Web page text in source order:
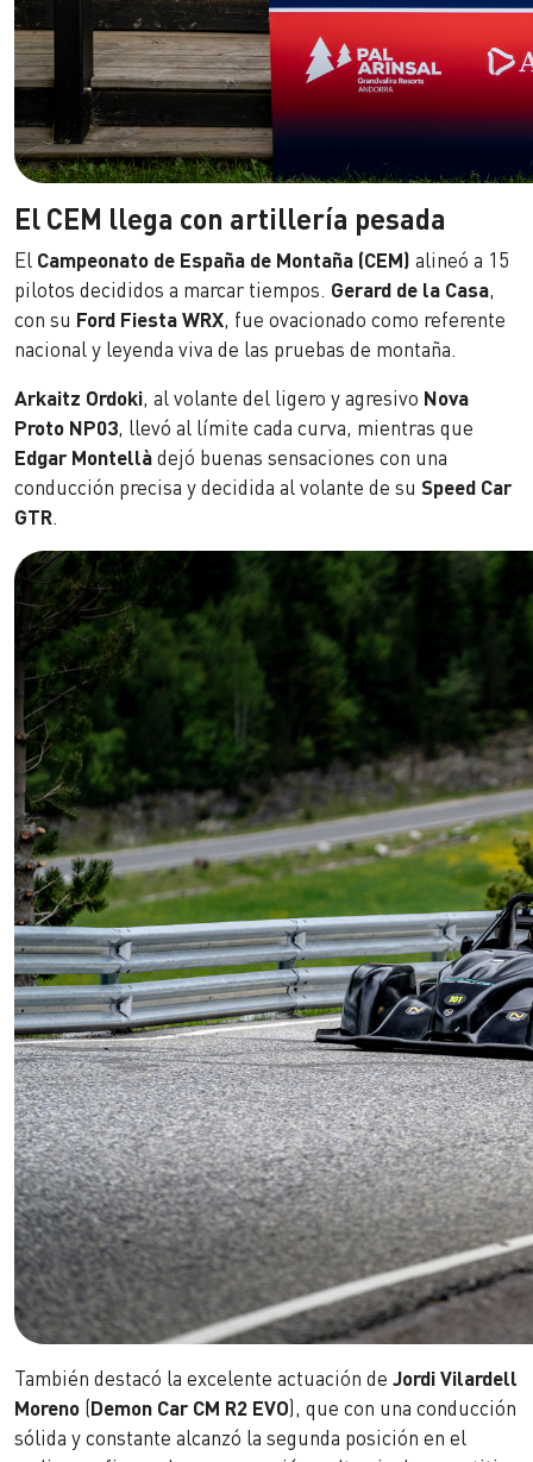
El CEM llega con artillería pesada
El Campeonato de España de Montaña (CEM) alineó a 15
pilotos decididos a marcar tiempos. Gerard de la Casa,
con su Ford Fiesta WRX, fue ovacionado como referente
nacional y leyenda viva de las pruebas de montaña.
Arkaitz Ordoki, al volante del ligero y agresivo Nova
Proto NP03, llevó al límite cada curva, mientras que
Edgar Montellàdejó buenas sensaciones con una
conducción precisa y decidida al volante de su Speed Car
GTR.
También destacó la excelente actuación de Jordi Vilardell
Moreno (Demon Car CM R2 EVO), que con una conducción
sólida y constante alcanzó la segunda posición en el